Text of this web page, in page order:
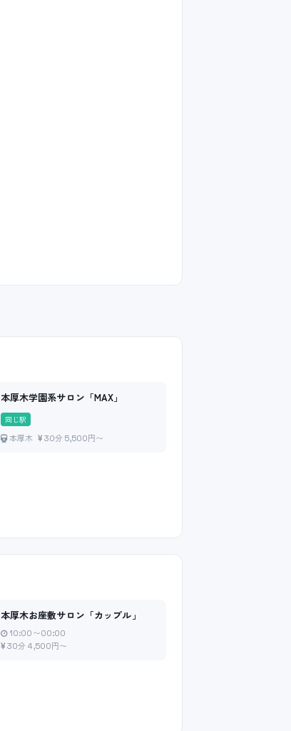
本厚木学園系サロン「MAX」
同じ駅
本厚木 30分 5,500円〜
本厚木お座敷サロン「カップル」
10:00〜00:00
30分 4,500円〜